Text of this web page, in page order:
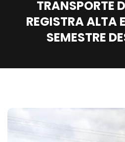
TRANSPORTE
REGISTRA ALTA
SEMESTRE